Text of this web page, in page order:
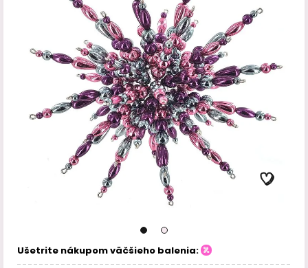
Ušetrite nákupom väčšieho balenia: